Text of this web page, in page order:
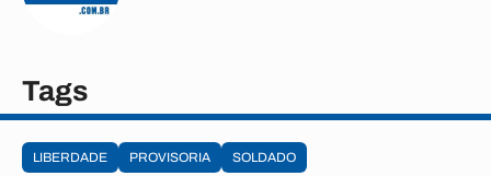
Tags
LIBERDADE PROVISORIA SOLDADO